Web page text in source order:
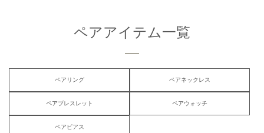
ペアアイテム一覧
ペアリング ペアネックレス
ペアブレスレット ペアウォッチ
ペアピアス